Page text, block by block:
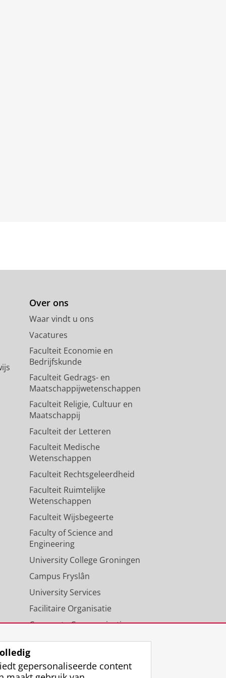
Over ons
Waar vindt u ons
Vacatures
Faculteit Economie en
Bedrijfskunde
Faculteit Gedrags- en
Maatschappijwetenschappen
Faculteit Religie, Cultuur en
Maatschappij
Faculteit der Letteren
Faculteit Medische
Wetenschappen
Faculteit Rechtsgeleerdheid
Faculteit Ruimtelijke
Wetenschappen
Faculteit Wijsbegeerte
Faculty of Science and
Engineering
University College Groningen
Campus Fryslân
University Services
Facilitaire Organisatie
Corporate Communicatie
Agenda
gepersonaliseerde content